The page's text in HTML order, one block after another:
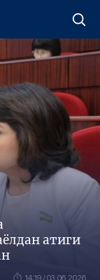
атиги
14:19 / 03.06.2026